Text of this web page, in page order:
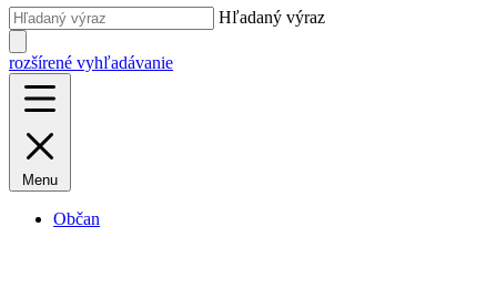
Hľadaný výraz
rozšírené vyhľadávanie
Menu
Občan